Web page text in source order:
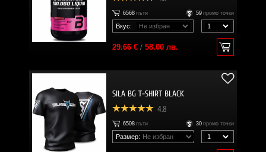
6568 пъти 59 промо точки
Вкус:
29.66 €/ 58.00 лв.
SILA BG T-SHIRT BLACK
4.8
6508 пъти 30 промо точки
Размер: